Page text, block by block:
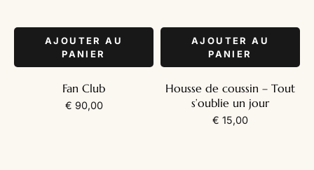
AJOUTER AU
PANIER
Fan Club
€ 90,00
AJOUTER AU
PANIER
Housse de coussin – Tout
s’oublie un jour
€ 15,00